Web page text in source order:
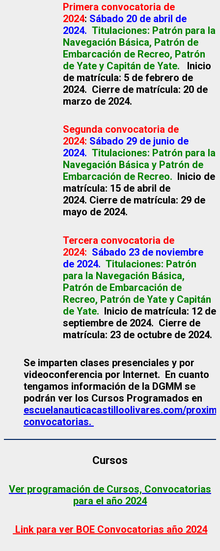
Primera convocatoria de
2024: Sábado 20 de abril de
2024. Titulaciones: Patrón para la
Navegación Básica, Patrón de
Embarcación de Recreo, Patrón
de Yate y Capitán de Yate. Inicio
de matrícula: 5 de febrero de
2024. Cierre de matrícula: 20 de
marzo de 2024.
Segunda convocatoria de
2024: Sábado 29 de junio de
2024. Titulaciones: Patrón para la
Navegación Básica y Patrón de
Embarcación de Recreo. Inicio de
matrícula: 15 de abril de
2024. Cierre de matrícula: 29 de
mayo de 2024.
Tercera convocatoria de
2024: Sábado 23 de noviembre
de 2024. Titulaciones: Patrón
para la Navegación Básica,
Patrón de Embarcación de
Recreo, Patrón de Yate y Capitán
de Yate. Inicio de matrícula: 12 de
septiembre de 2024. Cierre de
matrícula: 23 de octubre de 2024.
Se imparten clases presenciales y por
videoconferencia por Internet. En cuanto
tengamos información de la DGMM se
podrán ver los Cursos Programados en
escuelanauticacastilloolivares.com/
convocatorias.
Cursos
Ver programación de Cursos, Convocatorias
para el año 2024
Link para ver BOE Convocatorias año 2024